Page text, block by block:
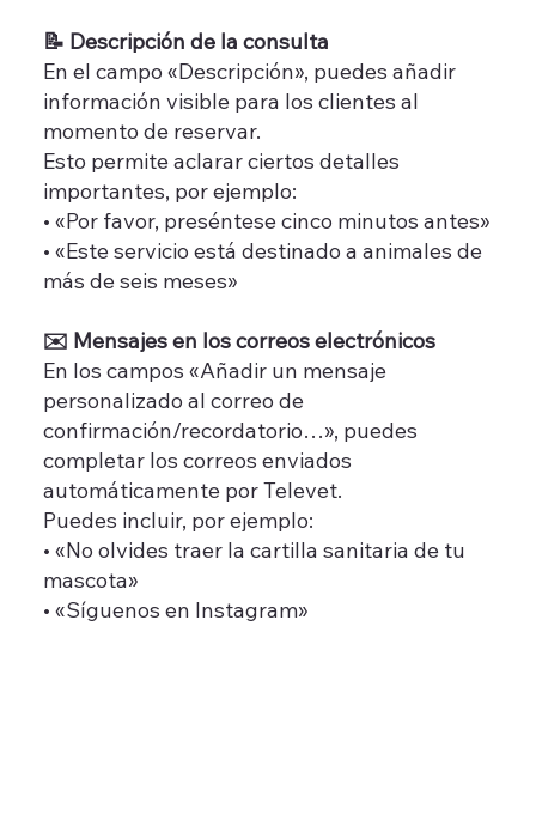
📝 Descripción de la consulta
En el campo «Descripción», puedes añadir
información visible para los clientes al
momento de reservar.
Esto permite aclarar ciertos detalles
importantes, por ejemplo:
• «Por favor, preséntese cinco minutos antes»
• «Este servicio está destinado a animales de
más de seis meses»
✉️ Mensajes en los correos electrónicos
En los campos «Añadir un mensaje
personalizado al correo de
confirmación/recordatorio…», puedes
completar los correos enviados
automáticamente por Televet.
Puedes incluir, por ejemplo:
• «No olvides traer la cartilla sanitaria de tu
mascota»
• «Síguenos en Instagram»